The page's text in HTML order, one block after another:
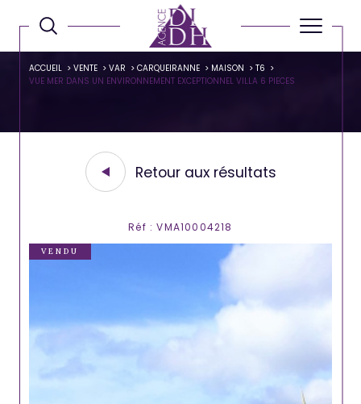
ACCUEIL VENTE VAR CARQUEIRANNE MAISON
T6
VUE MER DANS UN ENVIRONNEMENT EXCEPTIONNEL VILLA 6 PIECES
Retour aux résultats
Réf : VMA10004218
VENDU